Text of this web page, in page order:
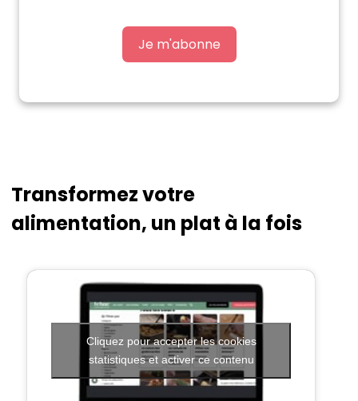
Je m'abonne
Transformez votre
alimentation, un plat à la fois
Cliquez pour accepter les cookies
statistiques et activer ce contenu